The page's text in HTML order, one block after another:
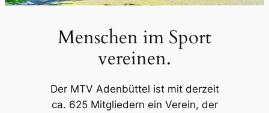
Menschen im Sport
vereinen.
Der MTV Adenbüttel ist mit derzeit
ca. 625 Mitgliedern ein Verein, der